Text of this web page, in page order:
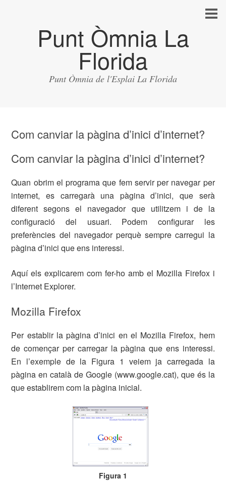
Punt Òmnia La
Florida
Punt Òmnia de l'Esplai La Florida
Com canviar la pàgina d’inici d’internet?
Com canviar la pàgina d’inici d’internet?
Quan obrim el programa que fem servir per navegar per
internet, es carregarà una pàgina d’inici, que serà
diferent segons el navegador que utilitzem i de la
configuració del usuari. Podem configurar les
preferències del navegador perquè sempre carregui la
pàgina d’inici que ens interessi.
Aquí els explicarem com fer-ho amb el Mozilla Firefox i
l’Internet Explorer.
Mozilla Firefox
Per establir la pàgina d’inici en el Mozilla Firefox, hem
de començar per carregar la pàgina que ens interessi.
En l’exemple de la Figura 1 veiem ja carregada la
pàgina en català de Google (www.google.cat), que és la
que establirem com la pàgina inicial.
Figura 1